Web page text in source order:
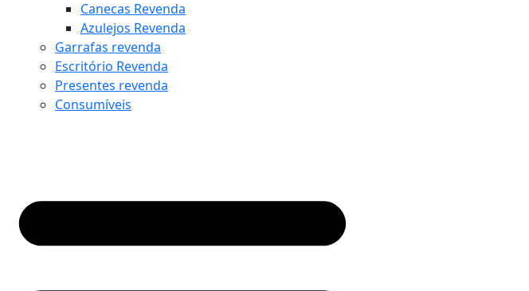
Canecas Revenda
Azulejos Revenda
Garrafas revenda
Escritório Revenda
Presentes revenda
Consumíveis